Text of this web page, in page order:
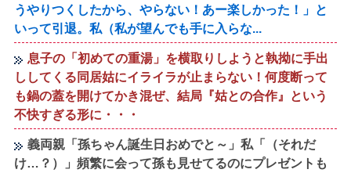
うやりつくしたから、やらない！あー楽しかった！」と
いって引退。私（私が望んでも手に入らな...
息子の「初めての重湯」を横取りしようと執拗に手出
ししてくる同居姑にイライラが止まらない！何度断って
も鍋の蓋を開けてかき混ぜ、結局『姑との合作』という
不快すぎる形に・・・
義両親「孫ちゃん誕生日おめでと～」私「（それだ
け…？）」頻繁に会って孫も見せてるのにプレゼントも